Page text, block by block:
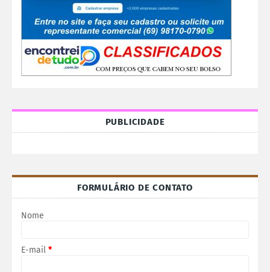
PUBLICIDADE
FORMULÁRIO DE CONTATO
Nome
E-mail *